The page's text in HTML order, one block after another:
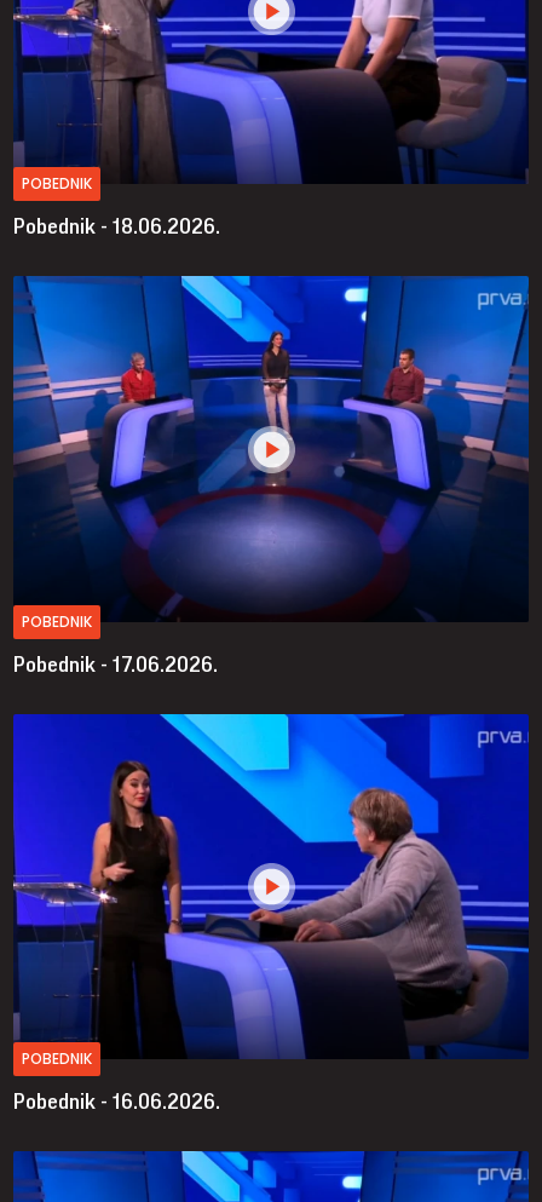
POBEDNIK
Pobednik - 18.06.2026.
POBEDNIK
Pobednik - 17.06.2026.
POBEDNIK
Pobednik - 16.06.2026.